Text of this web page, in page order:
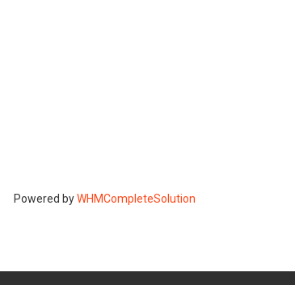
Powered byWHMCompleteSolution